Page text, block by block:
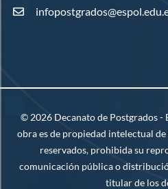
© 2026 Decanato de Postgrados -
obra es de propiedad intelectual de
reservados, prohibida su
comunicación pública o
titular de los